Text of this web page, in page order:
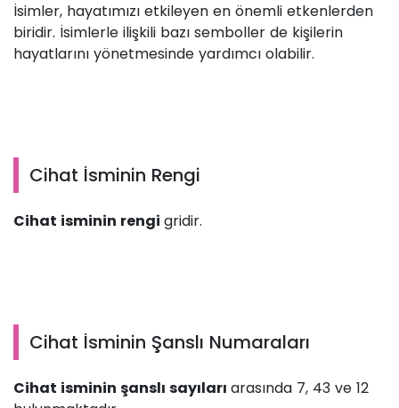
İsimler, hayatımızı etkileyen en önemli etkenlerden
biridir. İsimlerle ilişkili bazı semboller de kişilerin
hayatlarını yönetmesinde yardımcı olabilir.
Cihat İsminin Rengi
Cihat isminin rengi gridir.
Cihat İsminin Şanslı Numaraları
Cihat isminin şanslı sayıları arasında 7, 43 ve 12